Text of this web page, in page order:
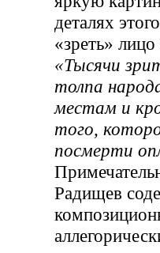
деталях
«зреть»
«Тысячи
толпа
местам и
того,
посмерти
Радищев